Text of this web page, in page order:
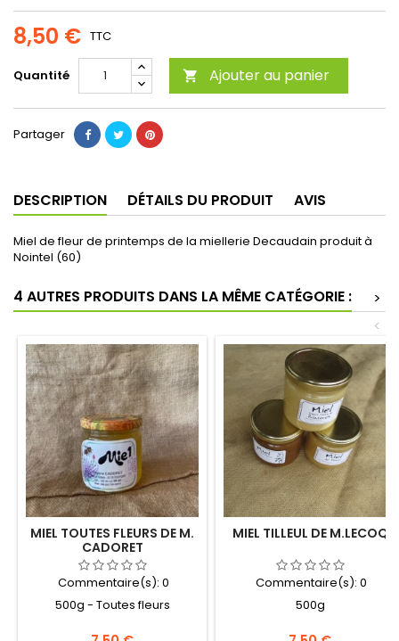
8,50 € TTC
Quantité  Ajouter au panier
Partager
DESCRIPTION DÉTAILS DU PRODUIT AVIS
Miel de fleur de printemps de la miellerie Decaudain produit à
Nointel (60)
4 AUTRES PRODUITS DANS LA MÊME CATÉGORIE :
>
<
MIEL TOUTES FLEURS DE M.
CADORET
Commentaire(s): 0
500g - Toutes fleurs
MIEL TILLEUL DE M.LECOQ
Commentaire(s): 0
500g